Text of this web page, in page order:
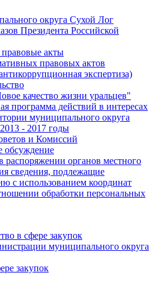
округа Сухой Лог
Президента Российской
акты
правовых актов
экспертиза)
качество жизни уральцев"
программа действий в интересах
муниципального округа
- 2017 годы
и Комиссий
обсуждение
распоряжении органов местного
сведения, подлежащие
с использованием координат
обработки персональных
в сфере закупок
муниципального округа
закупок